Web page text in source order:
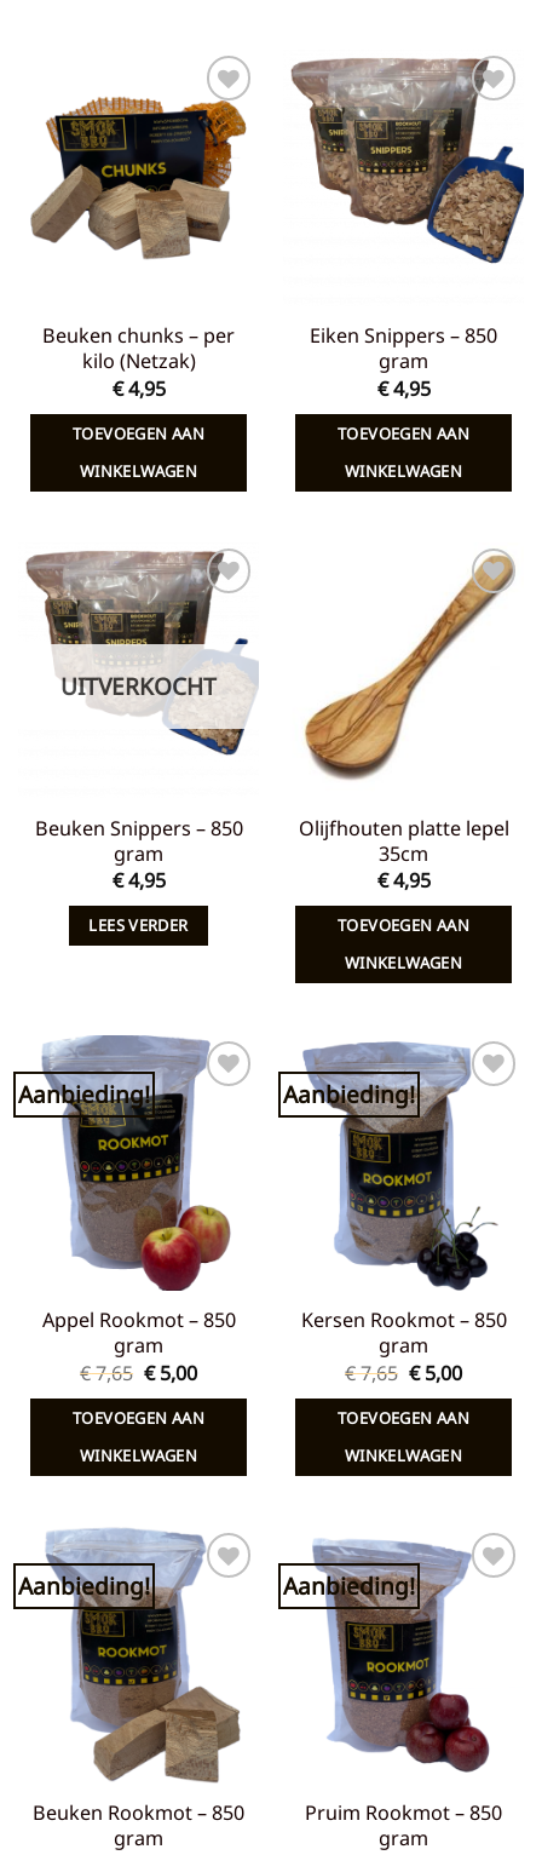
Toevoegen
aan
verlanglijst
Beuken chunks – per
kilo (Netzak)
€4,95
TOEVOEGEN AAN
WINKELWAGEN
Toevoegen
aan
verlanglijst
Eiken Snippers – 850
gram
€4,95
TOEVOEGEN AAN
WINKELWAGEN
Toevoegen
aan
verlanglijst
UITVERKOCHT
Beuken Snippers – 850
gram
€4,95
LEES VERDER
Toevoegen
aan
verlanglijst
Olijfhouten platte lepel
35cm
€4,95
TOEVOEGEN AAN
WINKELWAGEN
Aanbieding! Toevoegen
aan
verlanglijst
Appel Rookmot – 850
gram
€7,65 Oorspronkelijke
prijs
was:
€ 7,65.
€5,00Huidige
is:
€ 5,00.
TOEVOEGEN AAN
WINKELWAGEN
Aanbieding! Toevoegen
aan
verlanglijst
Kersen Rookmot – 850
gram
€7,65
prijs
was:
€ 7,65.
€5,00Huidige
is:
€ 5,00.
TOEVOEGEN AAN
WINKELWAGEN
Aanbieding! Toevoegen
verlanglijst
Beuken Rookmot – 850
gram
Aanbieding! Toevoegen
verlanglijst
Pruim Rookmot – 850
gram